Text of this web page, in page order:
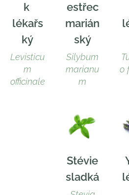
k
lékařs
ký
Levisticu
m
officinale
estřec
marián
ský
Silybum
marianu
m
o
Stévie
sladká